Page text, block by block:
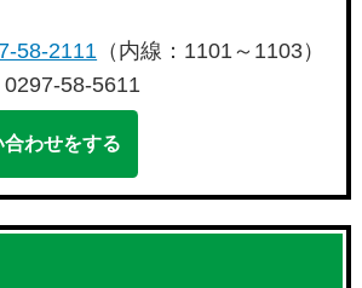
58-2111 （内線：1101～1103）
58-5611
合わせをする